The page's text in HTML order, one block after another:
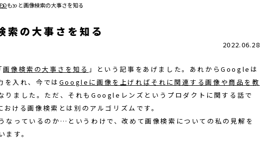
もっと画像検索の大事さを知る
索の大事さを知る
2022.06.28
画像検索の大事さを知る 」という記事をあげました。あれからGoogleは
入れ、今では Googleに画像を上げればそれに関連する画像や商品を教
りました。ただ、それもGoogleレンズというプロダクトに関する話で
ける画像検索とは別のアルゴリズムです。
なっているのか…というわけで、改めて画像検索についての私の見解を
ます。